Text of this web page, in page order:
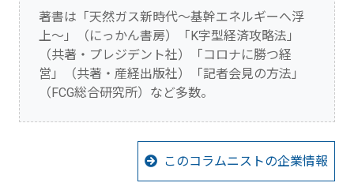
著書は「天然ガス新時代～基幹エネルギーへ浮
上～」（にっかん書房）「K字型経済攻略法」
（共著・プレジデント社）「コロナに勝つ経
営」（共著・産経出版社）「記者会見の方法」
（FCG総合研究所）など多数。
このコラムニストの企業情報